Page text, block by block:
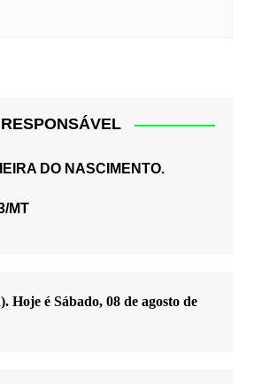
DO NASCIMENTO.
MT
Hoje é Sábado, 08 de agosto de